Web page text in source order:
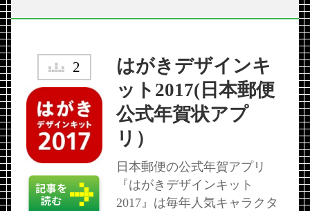
はがきデザインキ
ット2017(日本郵便
公式年賀状アプ
リ）
日本郵便の公式年賀アプリ
『はがきデザインキット
2017』は毎年人気キャラクタ
2